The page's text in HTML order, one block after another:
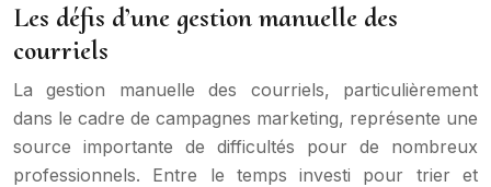
Les défis d’une gestion manuelle des
courriels
La gestion manuelle des courriels, particulièrement
dans le cadre de campagnes marketing, représente une
source importante de difficultés pour de nombreux
professionnels. Entre le temps investi pour trier et